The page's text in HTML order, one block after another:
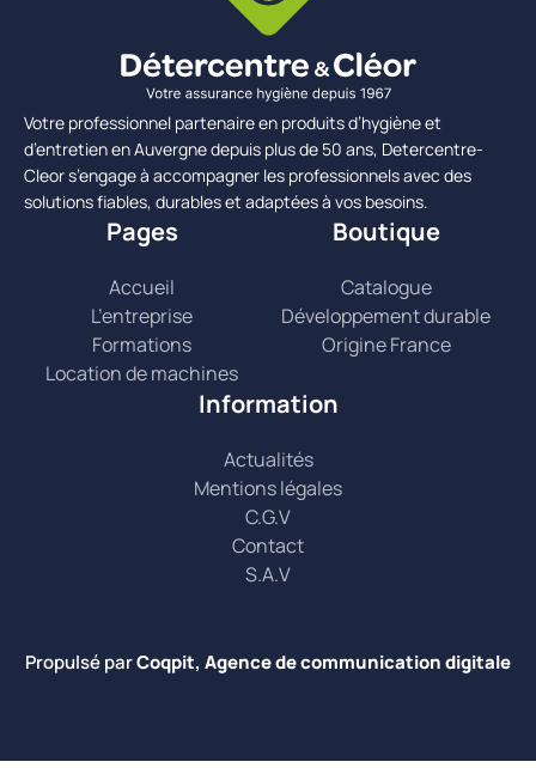
Votre professionnel partenaire en produits d’hygiène et
d’entretien en Auvergne depuis plus de 50 ans, Detercentre-
Cleor s’engage à accompagner les professionnels avec des
solutions fiables, durables et adaptées à vos besoins.
Pages
Accueil
L’entreprise
Formations
Location de machines
Boutique
Catalogue
Développement durable
Origine France
Information
Actualités
Mentions légales
C.G.V
Contact
S.A.V
Propulsé parCoqpit, Agence de communication digitale